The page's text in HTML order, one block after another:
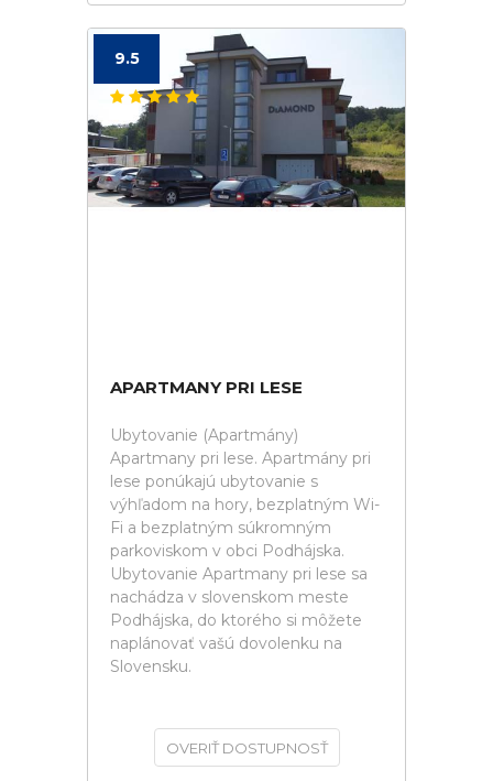
9.5
APARTMANY PRI LESE
Ubytovanie (Apartmány)
Apartmany pri lese. Apartmány pri
lese ponúkajú ubytovanie s
výhľadom na hory, bezplatným Wi-
Fi a bezplatným súkromným
parkoviskom v obci Podhájska.
Ubytovanie Apartmany pri lese sa
nachádza v slovenskom meste
Podhájska, do ktorého si môžete
naplánovať vašú dovolenku na
Slovensku.
OVERIŤ DOSTUPNOSŤ